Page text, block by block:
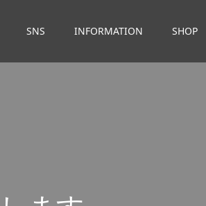
SNS INFORMATION SHOP
し ま す